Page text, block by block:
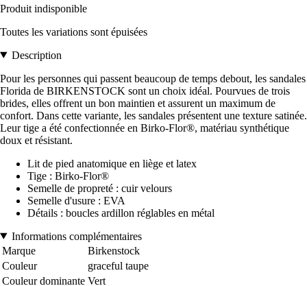
Produit indisponible
Toutes les variations sont épuisées
Description
Pour les personnes qui passent beaucoup de temps debout, les sandales
Florida de BIRKENSTOCK sont un choix idéal. Pourvues de trois
brides, elles offrent un bon maintien et assurent un maximum de
confort. Dans cette variante, les sandales présentent une texture satinée.
Leur tige a été confectionnée en Birko-Flor®, matériau synthétique
doux et résistant.
Lit de pied anatomique en liège et latex
Tige : Birko-Flor®
Semelle de propreté : cuir velours
Semelle d'usure : EVA
Détails : boucles ardillon réglables en métal
Informations complémentaires
Marque
Birkenstock
Couleur
graceful taupe
Couleur dominante Vert